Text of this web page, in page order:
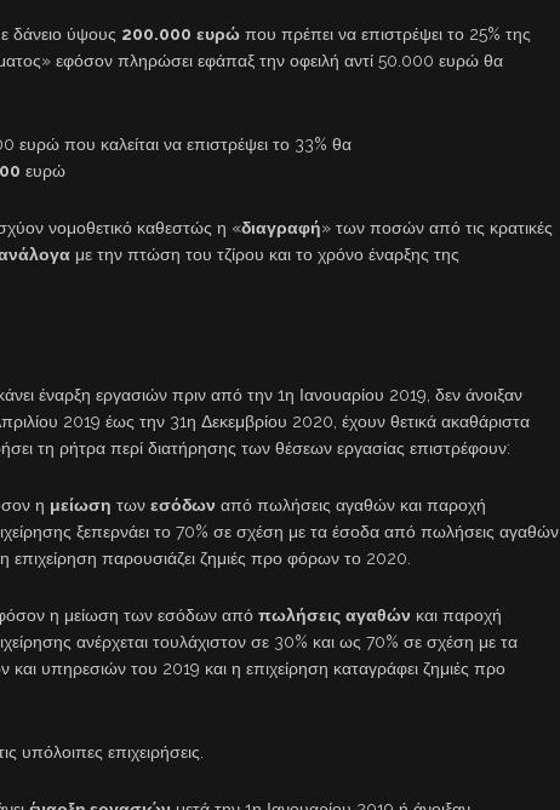
δάνειο ύψους 200.000 ευρώ που πρέπει να επιστρέψει το 25% της
εφόσον πληρώσει εφάπαξ την οφειλή αντί 50.000 ευρώ θα
ευρώ που καλείται να επιστρέψει το 33% θα
ευρώ
νομοθετικό καθεστώς η «διαγραφή» των ποσών από τις κρατικές
με την πτώση του τζίρου και το χρόνο έναρξης της
έναρξη εργασιών πριν από την 1η Ιανουαρίου 2019, δεν άνοιξαν
2019 έως την 31η Δεκεμβρίου 2020, έχουν θετικά ακαθάριστα
τη ρήτρα περί διατήρησης των θέσεων εργασίας επιστρέφουν:
η μείωση των εσόδων από πωλήσεις αγαθών και παροχή
ξεπερνάει το 70% σε σχέση με τα έσοδα από πωλήσεις αγαθών
επιχείρηση παρουσιάζει ζημιές προ φόρων το 2020.
η μείωση των εσόδων από πωλήσεις αγαθών και παροχή
ανέρχεται τουλάχιστον σε 30% και ως 70% σε σχέση με τα
υπηρεσιών του 2019 και η επιχείρηση καταγράφει ζημιές προ
υπόλοιπες επιχειρήσεις.